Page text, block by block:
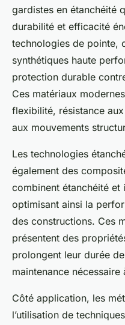
gardistes en étanchéité
durabilité et efficacité
technologies de pointe,
synthétiques haute
protection durable
Ces matériaux
flexibilité, résistance
aux mouvements
Les technologies
également des
combinent étanchéité et
optimisant ainsi la
des constructions. Ces
présentent des
prolongent leur durée
maintenance nécessaire
Côté application, les
l’utilisation de